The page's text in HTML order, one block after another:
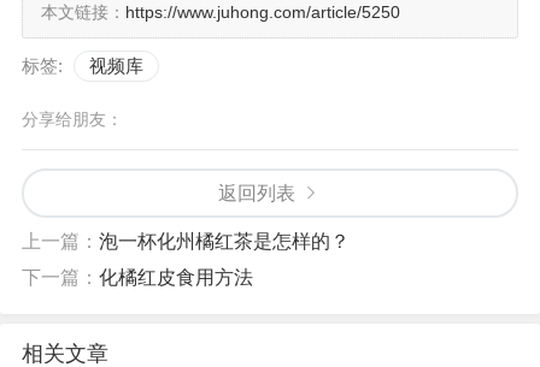
本文链接： https://www.juhong.com/article/5250
标签: 视频库
分享给朋友：
返回列表
上一篇： 泡一杯化州橘红茶是怎样的？
下一篇： 化橘红皮食用方法
相关文章